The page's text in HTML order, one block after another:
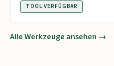
TOOL VERFÜGBAR
Alle Werkzeuge ansehen →